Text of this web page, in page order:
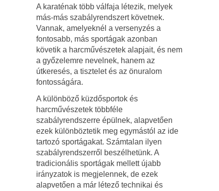
A karaténak több válfaja létezik, melyek
más-más szabályrendszert követnek.
Vannak, amelyeknél a versenyzés a
fontosabb, más sportágak azonban
követik a harcművészetek alapjait, és nem
a győzelemre nevelnek, hanem az
útkeresés, a tisztelet és az önuralom
fontosságára.
A különböző küzdősportok és
harcművészetek többféle
szabályrendszerre épülnek, alapvetően
ezek különböztetik meg egymástól az ide
tartozó sportágakat. Számtalan ilyen
szabályrendszerről beszélhetünk. A
tradicionális sportágak mellett újabb
irányzatok is megjelennek, de ezek
alapvetően a már létező technikai és